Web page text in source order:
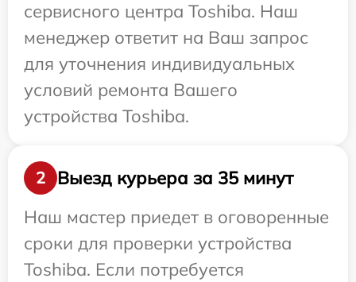
сервисного центра Toshiba. Наш
менеджер ответит на Ваш запрос
для уточнения индивидуальных
условий ремонта Вашего
устройства Toshiba.
2
Выезд курьера за 35 минут
Наш мастер приедет в оговоренные
сроки для проверки устройства
Toshiba. Если потребуется